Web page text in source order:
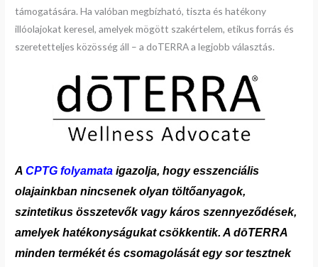
támogatására. Ha valóban megbízható, tiszta és hatékony
illóolajokat keresel, amelyek mögött szakértelem, etikus forrás és
szeretetteljes közösség áll – a doTERRA a legjobb választás.
ACPTG folyamata igazolja, hogy esszenciális
olajainkban nincsenek olyan töltőanyagok,
szintetikus összetevők vagy káros szennyeződések,
amelyek hatékonyságukat csökkentik. A dōTERRA
minden termékét és csomagolását egy sor tesztnek